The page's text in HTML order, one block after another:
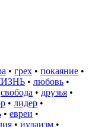
• грех • покаяние •
• любовь •
свобода • друзья •
• лидер •
• евреи •
• иудаизм •